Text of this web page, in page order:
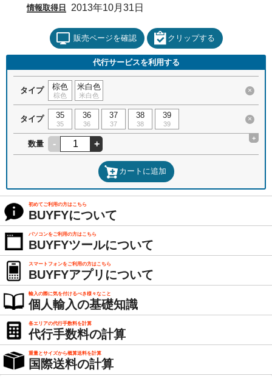
情報取得日 2013年10月31日
販売ページを確認 クリップする
代行サービスを利用する
タイプ 棕色
棕色
米白色
米白色
×
タイプ 35
35
36
36
37
37
38
38
39
39
×
数量 - +
+
カートに追加
初めてご利用の方はこちら
BUYFYについて
パソコンをご利用の方はこちら
BUYFYツールについて
スマートフォンをご利用の方はこちら
BUYFYアプリについて
輸入の際に気を付けるべき様々なこと
個人輸入の基礎知識
各エリアの代行手数料を計算
代行手数料の計算
重量とサイズから概算送料を計算
国際送料の計算